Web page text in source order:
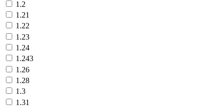
1.2
1.21
1.22
1.23
1.24
1.243
1.26
1.28
1.3
1.31